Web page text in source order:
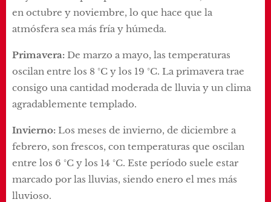
en octubre y noviembre, lo que hace que la
atmósfera sea más fría y húmeda.
Primavera: De marzo a mayo, las temperaturas
oscilan entre los 8 °C y los 19 °C. La primavera trae
consigo una cantidad moderada de lluvia y un clima
agradablemente templado.
Invierno: Los meses de invierno, de diciembre a
febrero, son frescos, con temperaturas que oscilan
entre los 6 °C y los 14 °C. Este período suele estar
marcado por las lluvias, siendo enero el mes más
lluvioso.